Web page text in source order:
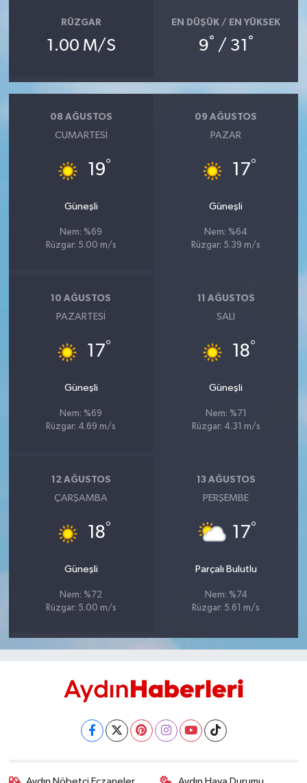
RÜZGAR
1.00 M/S
EN DÜŞÜK / EN YÜKSEK
9° / 31 °
08 AĞUSTOS
CUMARTESI
19°
Güneşli
Nem: %69
Rüzgar: 5.00 m/s
09 AĞUSTOS
PAZAR
17°
Güneşli
Nem: %64
Rüzgar: 5.39 m/s
10 AĞUSTOS
PAZARTESI
17°
Güneşli
Nem: %69
Rüzgar: 4.69 m/s
11 AĞUSTOS
SALI
18°
Güneşli
Nem: %71
Rüzgar: 4.31 m/s
12 AĞUSTOS
ÇARŞAMBA
18°
Güneşli
Nem: %72
Rüzgar: 5.00 m/s
13 AĞUSTOS
PERŞEMBE
17°
Parçalı Bulutlu
Nem: %74
Rüzgar: 5.61 m/s
Aydın Nöbetçi Eczaneler Aydın Hava Durumu
YAŞAM
YEREL
AFYON
AFYONKARAHİSAR
DENİZLİ
İZMİR
KÜTAHYA
MANİSA
YURT